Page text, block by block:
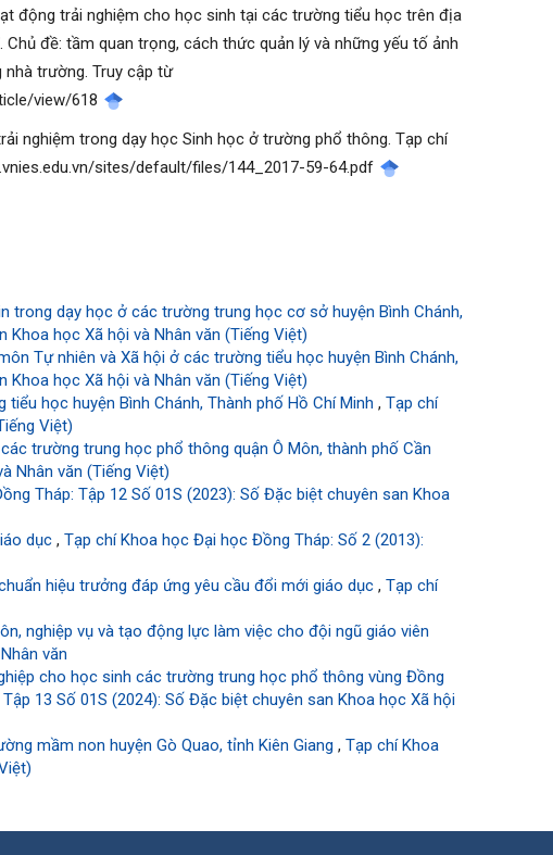
động trải nghiệm cho học sinh tại các trường tiểu học trên địa
Chủ đề: tầm quan trọng, cách thức quản lý và những yếu tố ảnh
trường. Truy cập từ
view/618
nghiệm trong dạy học Sinh học ở trường phổ thông. Tạp chí
sites/default/files/144_2017-59-64.pdf
trong dạy học ở các trường trung học cơ sở huyện Bình Chánh,
học Xã hội và Nhân văn (Tiếng Việt)
Tự nhiên và Xã hội ở các trường tiểu học huyện Bình Chánh,
học Xã hội và Nhân văn (Tiếng Việt)
học huyện Bình Chánh, Thành phố Hồ Chí Minh,Tạp chí
Việt)
trường trung học phổ thông quận Ô Môn, thành phố Cần
Nhân văn (Tiếng Việt)
Tháp: Tập 12 Số 01S (2023): Số Đặc biệt chuyên san Khoa
dục,Tạp chí Khoa học Đại học Đồng Tháp: Số 2 (2013):
hiệu trưởng đáp ứng yêu cầu đổi mới giáo dục,Tạp chí
nghiệp vụ và tạo động lực làm việc cho đội ngũ giáo viên
văn
cho học sinh các trường trung học phổ thông vùng Đồng
13 Số 01S (2024): Số Đặc biệt chuyên san Khoa học Xã hội
mầm non huyện Gò Quao, tỉnh Kiên Giang,Tạp chí Khoa